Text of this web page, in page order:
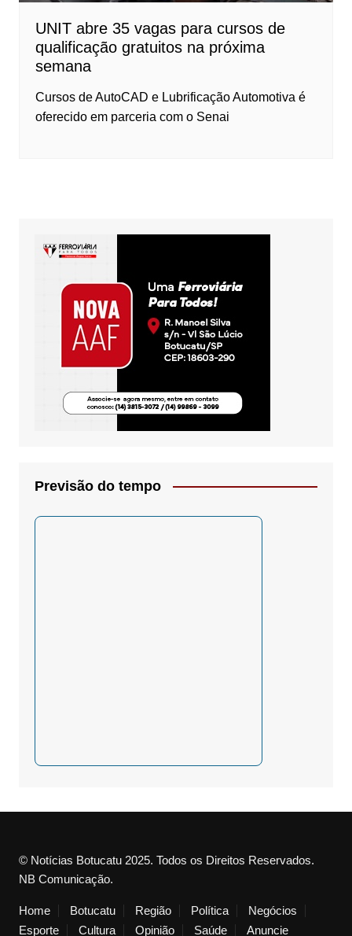
UNIT abre 35 vagas para cursos de
qualificação gratuitos na próxima
semana
Cursos de AutoCAD e Lubrificação Automotiva é
oferecido em parceria com o Senai
Previsão do tempo
© Notícias Botucatu 2025. Todos os Direitos Reservados.
NB Comunicação.
Home Botucatu Região Política
Negócios
Esporte
Cultura Opinião Saúde Anuncie